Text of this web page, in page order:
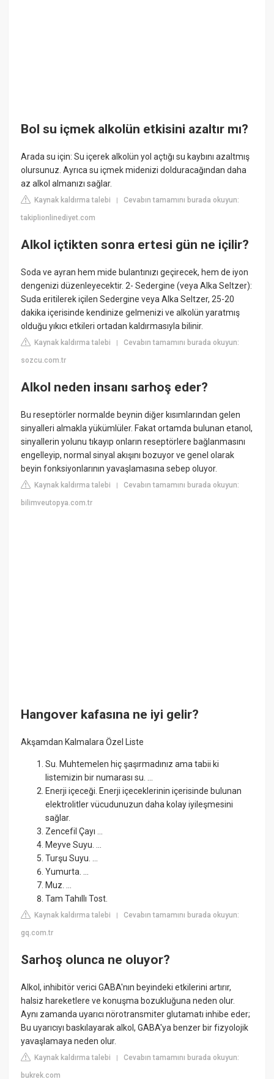
Bol su içmek alkolün etkisini azaltır mı?
Arada su için: Su içerek alkolün yol açtığı su kaybını azaltmış
olursunuz. Ayrıca su içmek midenizi dolduracağından daha
az alkol almanızı sağlar.
Kaynak kaldırma talebi |Cevabın tamamını burada okuyun:
takiplionlinediyet.com
Alkol içtikten sonra ertesi gün ne içilir?
Soda ve ayran hem mide bulantınızı geçirecek, hem de iyon
dengenizi düzenleyecektir. 2- Sedergine (veya Alka Seltzer):
Suda eritilerek içilen Sedergine veya Alka Seltzer, 25-20
dakika içerisinde kendinize gelmenizi ve alkolün yaratmış
olduğu yıkıcı etkileri ortadan kaldırmasıyla bilinir.
Kaynak kaldırma talebi |Cevabın tamamını burada okuyun:
sozcu.com.tr
Alkol neden insanı sarhoş eder?
Bu reseptörler normalde beynin diğer kısımlarından gelen
sinyalleri almakla yükümlüler. Fakat ortamda bulunan etanol,
sinyallerin yolunu tıkayıp onların reseptörlere bağlanmasını
engelleyip, normal sinyal akışını bozuyor ve genel olarak
beyin fonksiyonlarının yavaşlamasına sebep oluyor.
Kaynak kaldırma talebi |Cevabın tamamını burada okuyun:
bilimveutopya.com.tr
Hangover kafasına ne iyi gelir?
Akşamdan Kalmalara Özel Liste
Su. Muhtemelen hiç şaşırmadınız ama tabii ki
listemizin bir numarası su. ...
Enerji içeceği. Enerji içeceklerinin içerisinde bulunan
elektrolitler vücudunuzun daha kolay iyileşmesini
sağlar.
Zencefil Çayı ...
Meyve Suyu. ...
Turşu Suyu. ...
Yumurta. ...
Muz. ...
Tam Tahıllı Tost.
Kaynak kaldırma talebi |Cevabın tamamını burada okuyun:
gq.com.tr
Sarhoş olunca ne oluyor?
Alkol, inhibitör verici GABA'nın beyindeki etkilerini artırır,
halsiz hareketlere ve konuşma bozukluğuna neden olur.
Aynı zamanda uyarıcı nörotransmiter glutamatı inhibe eder;
Bu uyarıcıyı baskılayarak alkol, GABA'ya benzer bir fizyolojik
yavaşlamaya neden olur.
Kaynak kaldırma talebi |Cevabın tamamını burada okuyun:
bukrek.com